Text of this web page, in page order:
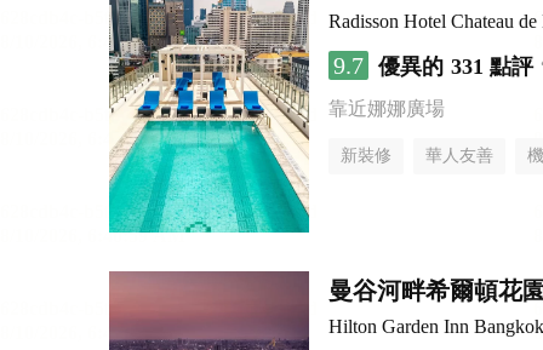
Radisson Hotel Chateau
9.7 優異的 331 點評
靠近娜娜廣場
新裝修 華人友善
曼谷河畔希爾頓花
Hilton Garden Inn